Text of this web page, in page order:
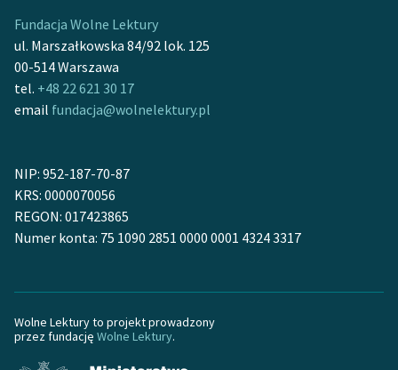
Wolnych Lektur
Logotypy
Materiały promocyjne
Regulamin biblioteki
Dane fundacji i
sprawozdania finansowe
wrażliwych
Deklaracja dostępności
Fundacja Wolne Lektury
ul. Marszałkowska 84/92 lok. 125
00-514 Warszawa
tel. +48 22 621 30 17
email fundacja@wolnelektury.pl
NIP: 952-187-70-87
KRS: 0000070056
REGON: 017423865
Numer konta: 75 1090 2851 0000 0001 4324 3317
Wolne Lektury to projekt prowadzony
przez fundację Wolne Lektury.